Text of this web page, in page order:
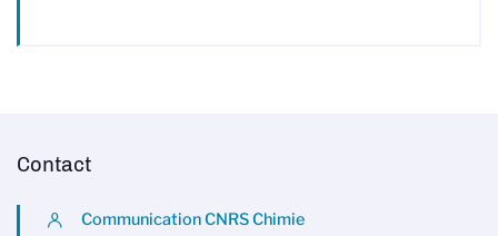
Contact
Communication CNRS Chimie